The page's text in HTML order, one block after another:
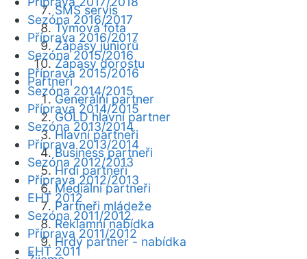
SMS servis
Týmová fota
Zápasy juniorů
Zápasy dorostu
Partneři
Generální partner
GOLD hlavní partner
Hlavní partneři
Business partneři
Hrdí partneři
Mediální partneři
Partneři mládeže
Reklamní nabídka
Hrdý partner - nabídka
Sezóna 2016/2017
Příprava 2016/2017
Sezóna 2015/2016
Příprava 2015/2016
Sezóna 2014/2015
Příprava 2014/2015
Sezóna 2013/2014
Příprava 2013/2014
Sezóna 2012/2013
Příprava 2012/2013
EHT 2012
Sezóna 2011/2012
Příprava 2011/2012
EHT 2011